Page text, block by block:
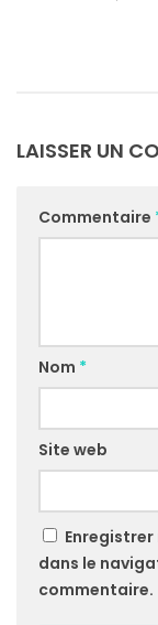
LAISSER UN
Commentaire
Nom *
Site web
dans le
commentaire.